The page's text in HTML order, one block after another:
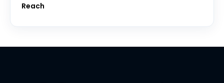
Reach